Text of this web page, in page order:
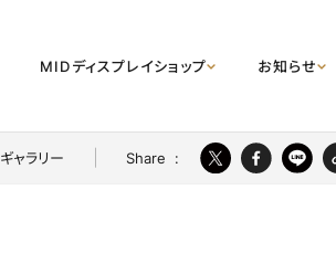
MIDディスプレイショップ お知らせ
ギャラリー Share :